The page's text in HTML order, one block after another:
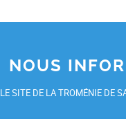
NOUS
LE SITE DE LA TROMÉNIE DE